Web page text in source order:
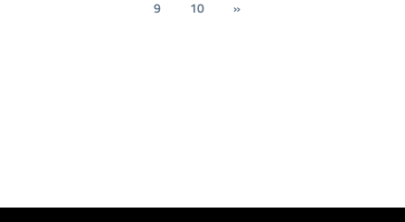
9
10 »